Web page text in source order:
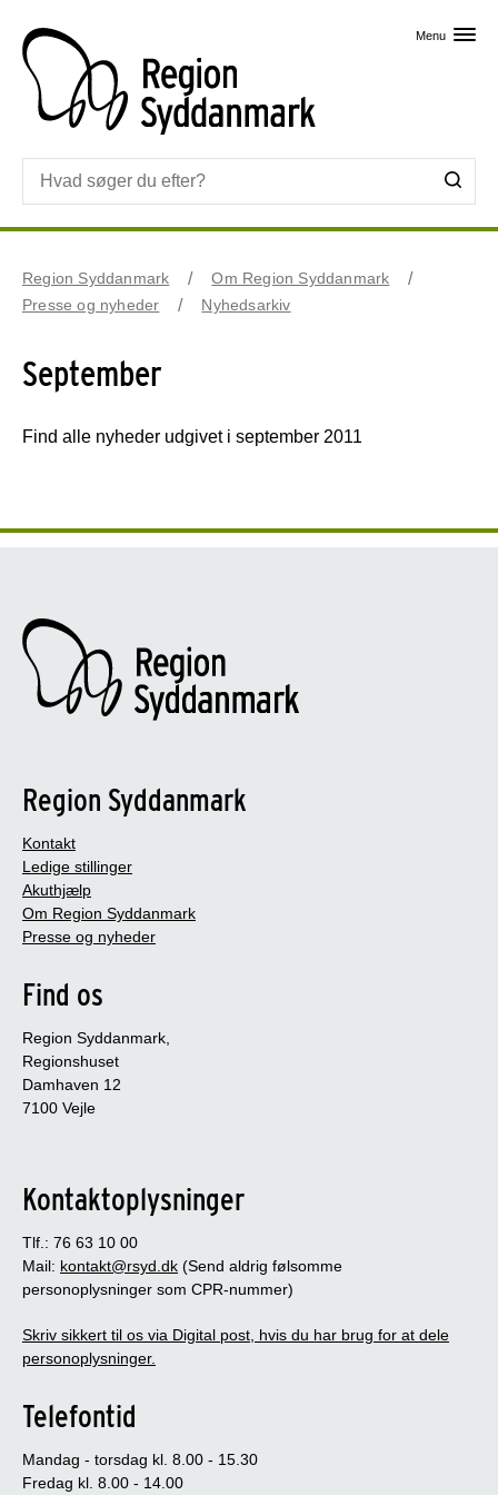
Menu
Region Syddanmark
Om Region Syddanmark
Presse og nyheder
Nyhedsarkiv
September
Find alle nyheder udgivet i september 2011
Region Syddanmark
Kontakt
Ledige stillinger
Akuthjælp
Om Region Syddanmark
Presse og nyheder
Find os
Region Syddanmark,
Regionshuset
Damhaven 12
7100 Vejle
Kontaktoplysninger
Tlf.: 76 63 10 00
Mail: kontakt@rsyd.dk (Send aldrig følsomme
personoplysninger som CPR-nummer)
Skriv sikkert til os via Digital post, hvis du har brug for at dele
personoplysninger.
Telefontid
Mandag - torsdag kl. 8.00 - 15.30
Fredag kl. 8.00 - 14.00